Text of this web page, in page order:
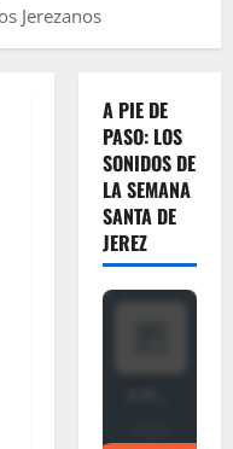
Jerezanos
A PIE DE
PASO: LOS
SONIDOS DE
LA SEMANA
SANTA DE
JEREZ